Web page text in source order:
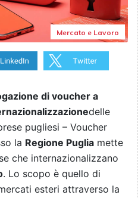
Mercato e Lavoro
di voucher a
delle
pugliesi – Voucher
la Regione Puglia mette
che internazionalizzano
. Lo scopo è quello di
esteri attraverso la